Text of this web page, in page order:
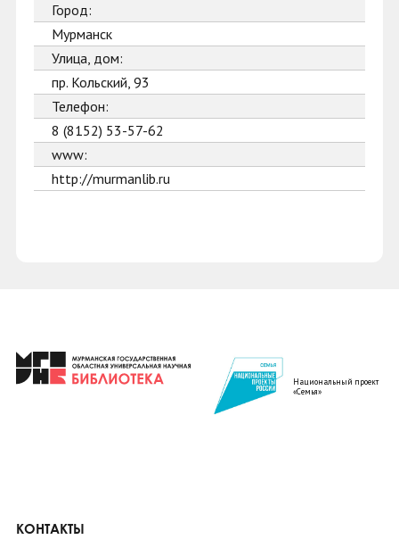
Город:
Мурманск
Улица, дом:
пр. Кольский, 93
Телефон:
8 (8152) 53-57-62
www:
http://murmanlib.ru
Национальный проект
«Семья»
КОНТАКТЫ